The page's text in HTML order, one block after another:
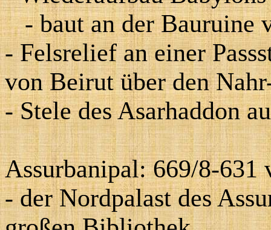
- baut an der Bauruine
- Felsrelief an einer
von Beirut über den
- Stele des Asarhaddon
Assurbanipal: 669/8-631
- der Nordpalast des